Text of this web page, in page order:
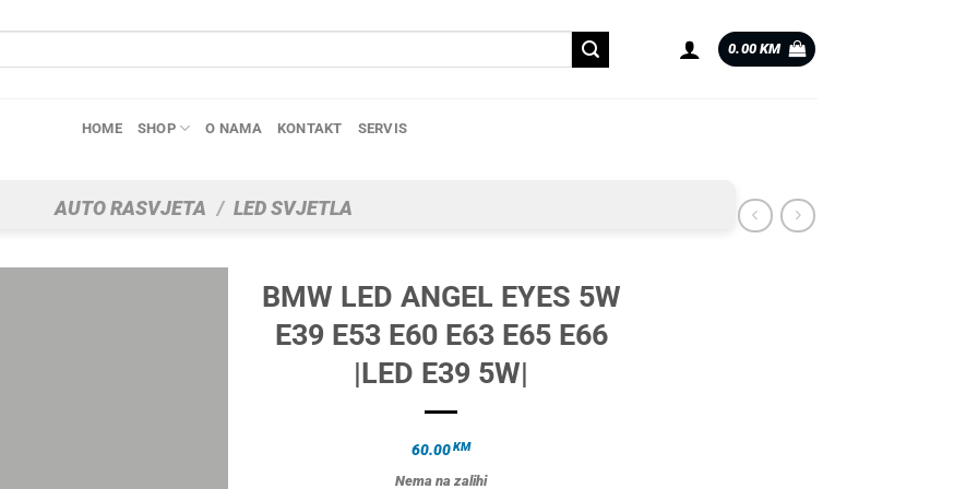
0.00 KM
HOME SHOP O NAMA KONTAKT SERVIS
AUTO RASVJETA / LED SVJETLA
BMW LED ANGEL EYES 5W
E39 E53 E60 E63 E65 E66
|LED E39 5W|
60.00KM
Nema na zalihi